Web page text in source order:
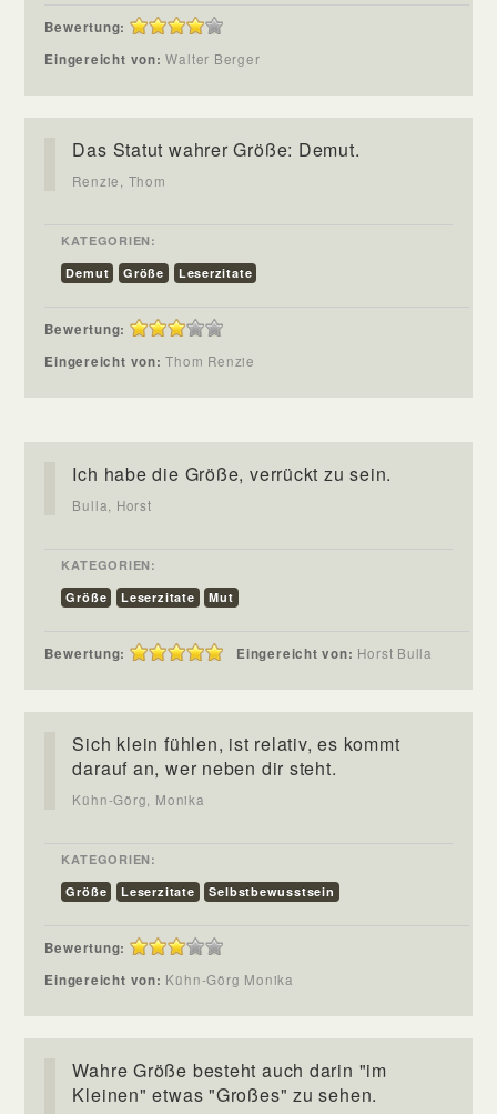
Bewertung:
Eingereicht von:Walter Berger
Das Statut wahrer Größe: Demut.
Renzie, Thom
KATEGORIEN:
Demut
Größe Leserzitate
Bewertung:
Eingereicht von:Thom Renzie
Ich habe die Größe, verrückt zu sein.
Bulla, Horst
KATEGORIEN:
Größe
Leserzitate Mut
Bewertung: Eingereicht von: Horst Bulla
Sich klein fühlen, ist relativ, es kommt
darauf an, wer neben dir steht.
Kühn-Görg, Monika
KATEGORIEN:
Größe
Leserzitate Selbstbewusstsein
Bewertung:
Eingereicht von: Kühn-Görg Monika
Wahre Größe besteht auch darin "im
Kleinen" etwas "Großes" zu sehen.